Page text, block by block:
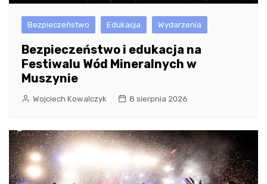
Bezpieczeństwo Edukacja Wydarzenia
Bezpieczeństwo i edukacja na
Festiwalu Wód Mineralnych w
Muszynie
Wojciech Kowalczyk 8 sierpnia 2026